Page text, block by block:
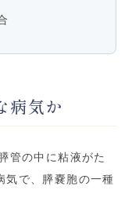
病気か
管の中に粘液がた
気で、膵嚢胞の一種